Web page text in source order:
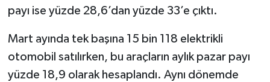
payı ise yüzde 28,6’dan yüzde 33’e çıktı.
Mart ayında tek başına 15 bin 118 elektrikli
otomobil satılırken, bu araçların aylık pazar payı
yüzde 18,9 olarak hesaplandı. Aynı dönemde